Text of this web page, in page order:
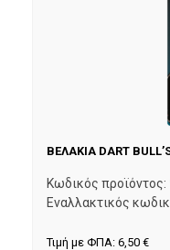
ΒΕΛΑΚΙΑ DART
Κωδικός προϊόντος:
Εναλλακτικός
Τιμή με ΦΠΑ: 6,50 €